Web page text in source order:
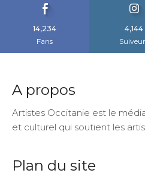
14,234
Fans
4,144
A propos
Artistes Occitanie est le
et culturel qui soutient les
Plan du site